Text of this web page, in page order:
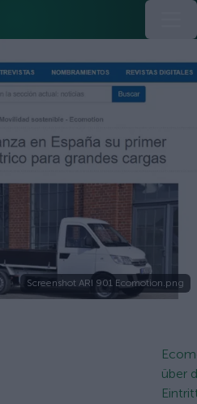
Screenshot ARI 901 Ecomotion.png
über